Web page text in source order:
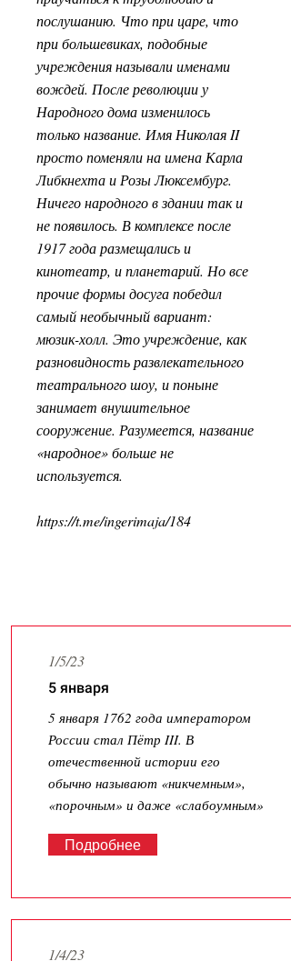
послушанию. Что при царе, что
при большевиках, подобные
учреждения называли именами
вождей. После революции у
Народного дома изменилось
только название. Имя Николая II
просто поменяли на имена Карла
Либкнехта и Розы Люксембург.
Ничего народного в здании так и
не появилось. В комплексе после
1917 года размещались и
кинотеатр, и планетарий. Но все
прочие формы досуга победил
самый необычный вариант:
мюзик-холл. Это учреждение, как
разновидность развлекательного
театрального шоу, и поныне
занимает внушительное
сооружение. Разумеется, название
«народное» больше не
используется.
https://t.me/ingerimaja/184
1/5/23
5 января
5 января 1762 года императором
России стал Пётр III. В
отечественной истории его
обычно называют «никчемным»,
«порочным» и даже «слабоумным»
Подробнее
1/4/23